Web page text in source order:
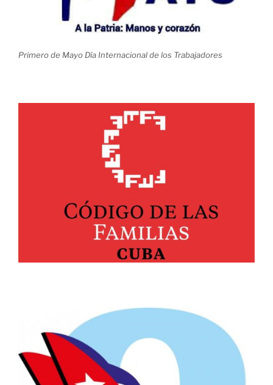
Primero de Mayo Día Internacional de los Trabajadores